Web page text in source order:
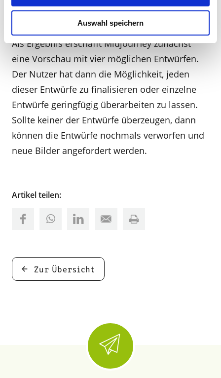
Auswahl speichern
Befehl besser zu strukturieren.
Als Ergebnis erschafft Midjourney zunächst
eine Vorschau mit vier möglichen Entwürfen.
Der Nutzer hat dann die Möglichkeit, jeden
dieser Entwürfe zu finalisieren oder einzelne
Entwürfe geringfügig überarbeiten zu lassen.
Sollte keiner der Entwürfe überzeugen, dann
können die Entwürfe nochmals verworfen und
neue Bilder angefordert werden.
Artikel teilen:
Zur Übersicht